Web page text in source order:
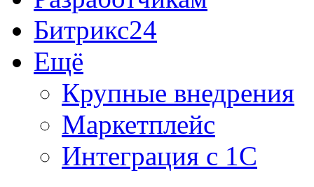
Битрикс24
Ещё
Крупные внедрения
Маркетплейс
Интеграция с 1С